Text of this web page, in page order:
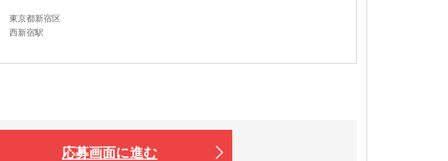
東京都新宿区
西新宿駅
応募画面に進む